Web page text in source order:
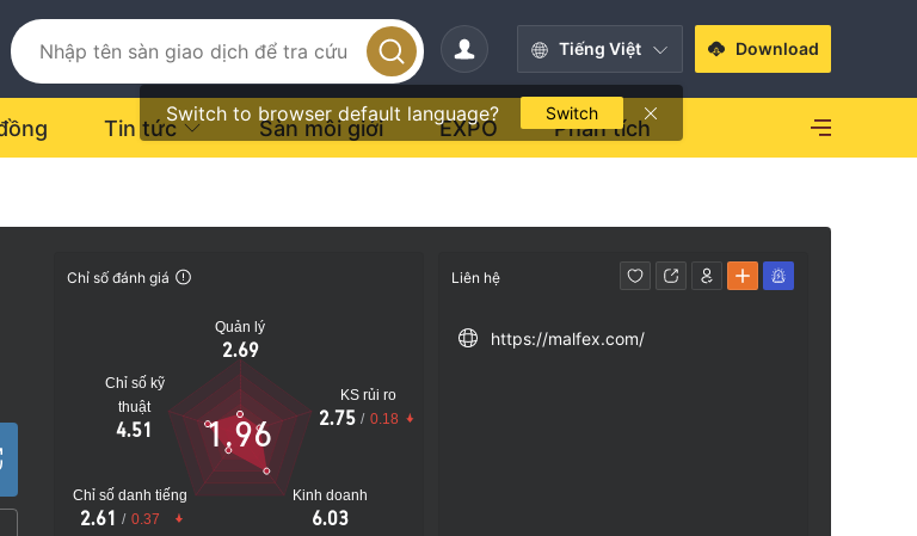
Tiếng Việt
Switch to browser default language? Switch
Download
Tin tức Sàn môi giới EXPO Phân tích
Chỉ số đánh giá
Quản lý
2.69
Chỉ số kỹ
thuật
4.51
Chỉ số danh tiếng
2.61 / 0.37
Kinh doanh
6.03
KS rủi ro
2.75 / 0.18
1.96
Liên hệ
https://malfex.com/